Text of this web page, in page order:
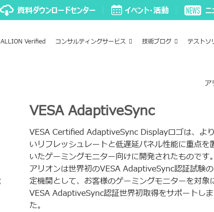
ALLION Verified コンサルティングサービス 技術ブログ テストソ
ア
VESA AdaptiveSync
VESA Certified AdaptiveSync Displayロゴは、よ
いリフレッシュレートと低遅延パネル性能に重点を
いたゲーミングモニター向けに開発されたものです
アリオンは世界初のVESA AdaptiveSync認証試験
定機関として、お客様のゲーミングモニターを対象
VESA AdaptiveSync認証世界初取得をサポートし
た。